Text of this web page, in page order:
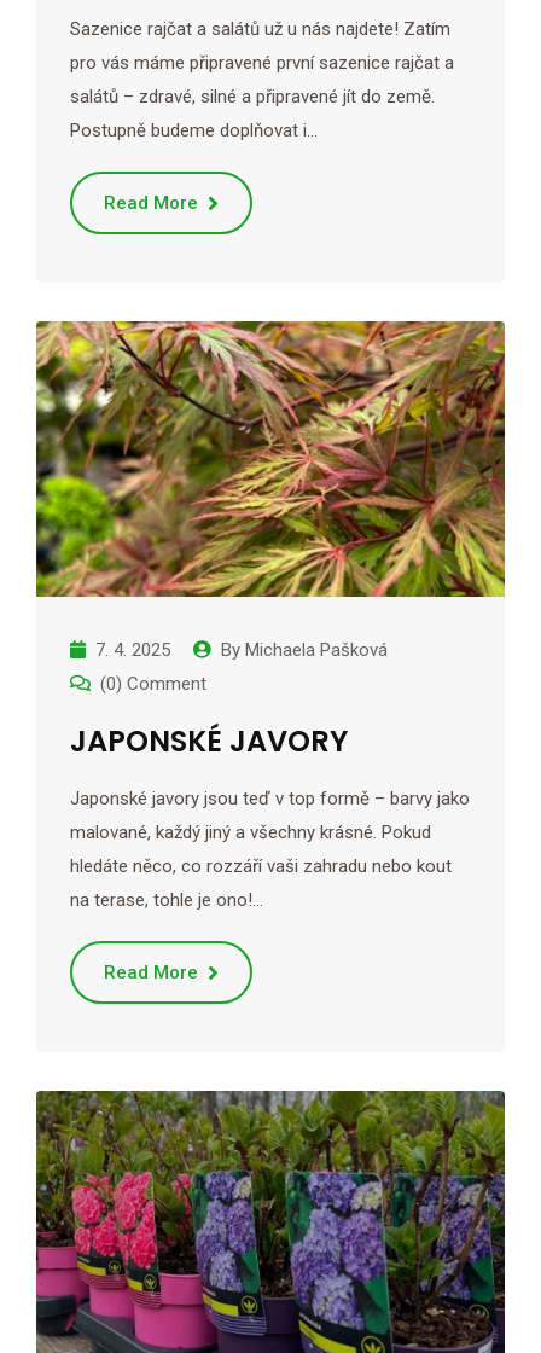
Sazenice rajčat a salátů už u nás najdete! Zatím
pro vás máme připravené první sazenice rajčat a
salátů – zdravé, silné a připravené jít do země.
Postupně budeme doplňovat i…
Read More
7. 4. 2025 By Michaela Pašková
(0) Comment
JAPONSKÉ JAVORY
Japonské javory jsou teď v top formě – barvy jako
malované, každý jiný a všechny krásné. Pokud
hledáte něco, co rozzáří vaši zahradu nebo kout
na terase, tohle je ono!…
Read More